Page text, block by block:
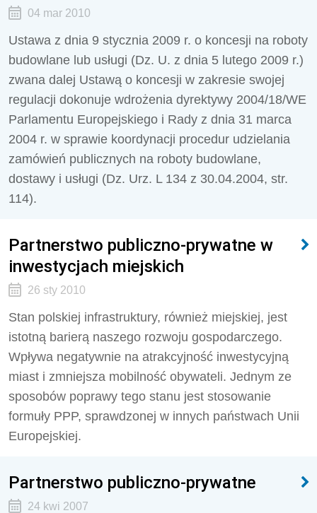
04 mar 2010
Ustawa z dnia 9 stycznia 2009 r. o koncesji na roboty
budowlane lub usługi (Dz. U. z dnia 5 lutego 2009 r.)
zwana dalej Ustawą o koncesji w zakresie swojej
regulacji dokonuje wdrożenia dyrektywy 2004/18/WE
Parlamentu Europejskiego i Rady z dnia 31 marca
2004 r. w sprawie koordynacji procedur udzielania
zamówień publicznych na roboty budowlane,
dostawy i usługi (Dz. Urz. L 134 z 30.04.2004, str.
114).
Partnerstwo publiczno-prywatne w
inwestycjach miejskich
26 sty 2010
Stan polskiej infrastruktury, również miejskiej, jest
istotną barierą naszego rozwoju gospodarczego.
Wpływa negatywnie na atrakcyjność inwestycyjną
miast i zmniejsza mobilność obywateli. Jednym ze
sposobów poprawy tego stanu jest stosowanie
formuły PPP, sprawdzonej w innych państwach Unii
Europejskiej.
Partnerstwo publiczno-prywatne
24 kwi 2007